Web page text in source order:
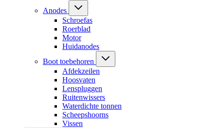
Anodes
Schroefas
Roerblad
Motor
Huidanodes
Boot toebehoren
Afdekzeilen
Hoosvaten
Lenspluggen
Ruitenwissers
Waterdichte tonnen
Scheepshoorns
Vissen